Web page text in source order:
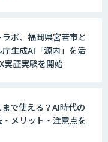
｜AIエージェン
ボ、福岡県宮若市と
生成AI「源内」を活
実証実験を開始
で使える？AI時代の
メリット・注意点を